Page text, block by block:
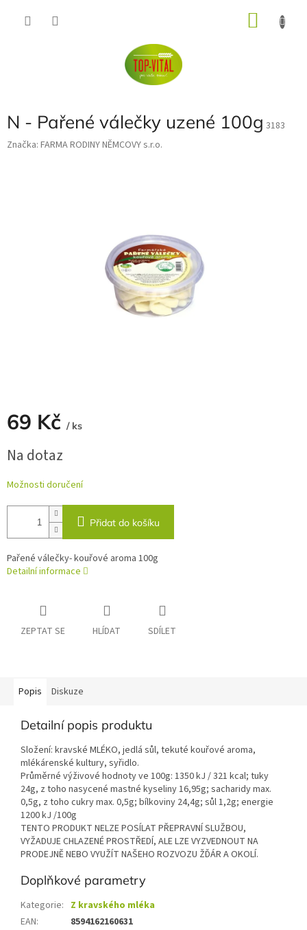
N - Pařené válečky uzené 100g 3183
Značka: FARMA RODINY NĚMCOVY s.r.o.
69 Kč / ks
cena:
Na dotaz
Možnosti doručení
Přidat do košíku
Pařené válečky- kouřové aroma 100g
Detailní informace
ZEPTAT SE HLÍDAT SDÍLET
Popis Diskuze
Detailní popis produktu
Složení: kravské MLÉKO, jedlá sůl, tekuté kouřové aroma,
mlékárenské kultury, syřidlo.
Průměrné výživové hodnoty ve 100g: 1350 kJ / 321 kcal; tuky
24g, z toho nasycené mastné kyseliny 16,95g; sacharidy max.
0,5g, z toho cukry max. 0,5g; bílkoviny 24,4g; sůl 1,2g; energie
1200 kJ /100g
TENTO PRODUKT NELZE POSÍLAT PŘEPRAVNÍ SLUŽBOU,
VYŽADUJE CHLAZENÉ PROSTŘEDÍ, ALE LZE VYZVEDNOUT NA
PRODEJNĚ NEBO VYUŽÍT NAŠEHO ROZVOZU ŽĎÁR A OKOLÍ.
Doplňkové parametry
Kategorie: Z kravského mléka
EAN: 8594162160631